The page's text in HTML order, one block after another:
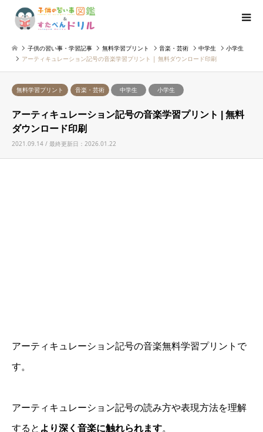
子供の習い事・学習記事 無料学習プリント 音楽・芸術 中学生
小学生
アーティキュレーション記号の音楽学習プリント | 無料ダウンロード印刷
無料学習プリント 音楽・芸術 中学生 小学生
アーティキュレーション記号の音楽学習プリント | 無料
ダウンロード印刷
2021.09.14 / 最終更新日：2026.01.22
アーティキュレーション記号の音楽無料学習プリントで
す。
アーティキュレーション記号の読み方や表現方法を理解
すると より深く音楽に触れられます。